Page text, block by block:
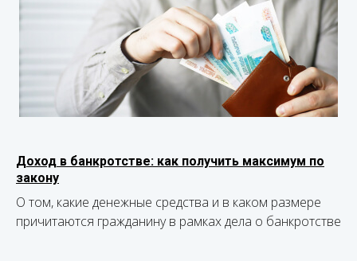
Доход в банкротстве: как получить максимум по
закону
О том, какие денежные средства и в каком размере
причитаются гражданину в рамках дела о банкротстве